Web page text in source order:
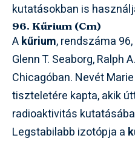
kutatásokban is
96. Kűrium (Cm)
Akűrium, rendszáma
Glenn T. Seaborg, Ralph
Chicagóban. Nevét
tiszteletére kapta, akik
radioaktivitás
Legstabilabb izotópja a